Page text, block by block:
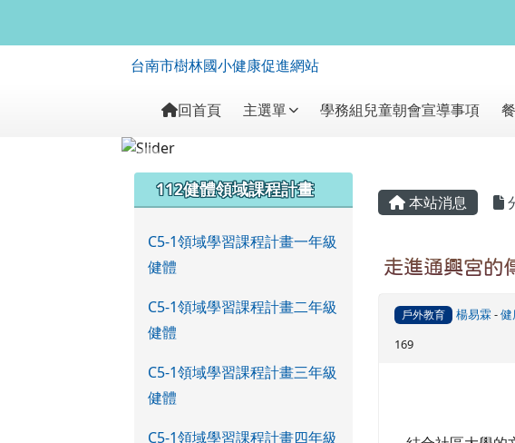
台南市樹林國小健康促進網站
回首頁 主選單 學務組兒童朝會宣導事項
左邊區域內容
112健體領域課程計畫
C5-1領域學習課程計畫一年級
健體
C5-1領域學習課程計畫二年級
健體
C5-1領域學習課程計畫三年級
健體
C5-1領域學習課程計畫四年級
本站消息
走進通興宮的
戶外教育 楊易霖-健
169